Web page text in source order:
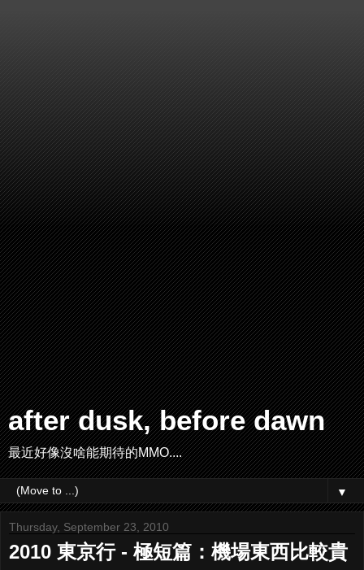
after dusk, before dawn
最近好像沒啥能期待的MMO....
▼
Thursday, September 23, 2010
2010 東京行 - 極短篇：機場東西比較貴